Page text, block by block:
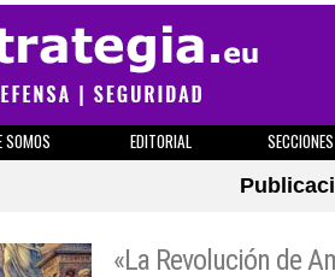
SOMOS EDITORIAL SECCIONES
«La Revolución de